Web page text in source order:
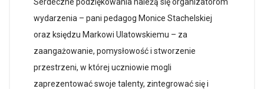
wydarzenia – pani pedagog Monice Stachelskiej
oraz księdzu Markowi Ulatowskiemu – za
zaangażowanie, pomysłowość i stworzenie
przestrzeni, w której uczniowie mogli
zaprezentować swoje talenty, zintegrować się i